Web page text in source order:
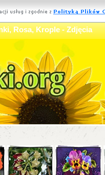
Rosa, Krople - Zdjęcia